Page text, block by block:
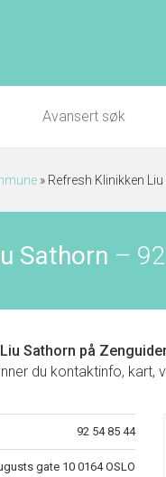
Avansert søk
» Refresh Klinikken
Sathorn –
Sathorn på
du kontaktinfo,
92 54 85 44
gate 10 0164 OSLO